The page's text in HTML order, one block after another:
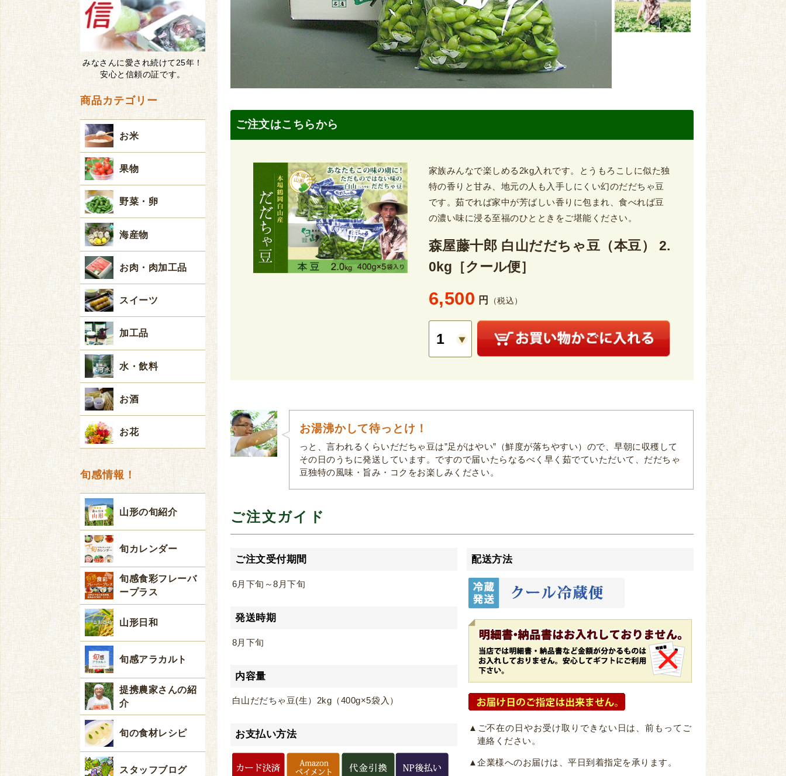
ご注文はこちらから
家族みんなで楽しめる2kg入れです。とうもろこしに似た独
特の香りと甘み、地元の人も入手しにくい幻のだだちゃ豆
です。茹でれば家中が芳ばしい香りに包まれ、食べれば豆
の濃い味に浸る至福のひとときをご堪能ください。
森屋藤十郎 白山だだちゃ豆（本豆） 2.
0kg［クール便］
6,500 円 （税込）
お湯沸かして待っとけ！
っと、言われるくらいだだちゃ豆は”足がはやい”（鮮度が落ちやすい）ので、早朝に収穫して
その日のうちに発送しています。ですので届いたらなるべく早く茹でていただいて、だだちゃ
豆独特の風味・旨み・コクをお楽しみください。
ご注文ガイド
ご注文受付期間
6月下旬～8月下旬
発送時期
8月下旬
内容量
白山だだちゃ豆(生）2kg（400g×5袋入）
お支払い方法
配送方法
▲ご不在の日やお受け取りできない日は、前もってご
連絡ください。
▲企業様へのお届けは、平日到着指定を承ります。
みなさんに愛され続けて25年！
安心と信頼の証です。
商品カテゴリー
お米
果物
野菜・卵
海産物
お肉・肉加工品
スイーツ
加工品
水・飲料
お酒
お花
旬感情報！
山形の旬紹介
旬カレンダー
旬感食彩フレーバ
ープラス
山形日和
旬感アラカルト
提携農家さんの紹
介
旬の食材レシピ
スタッフブログ